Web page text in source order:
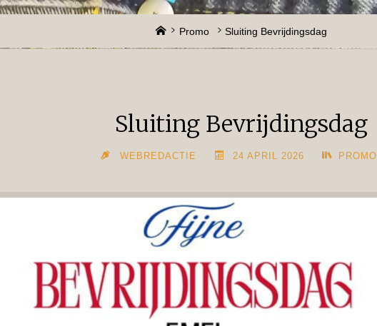
HomePromo Sluiting Bevrijdingsdag
Sluiting Bevrijdingsdag
WEBREDACTIE 24 APRIL 2026 PROMO